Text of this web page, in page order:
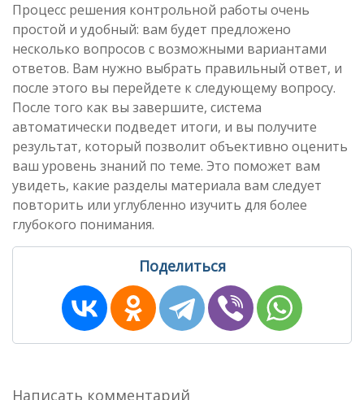
Процесс решения контрольной работы очень
простой и удобный: вам будет предложено
несколько вопросов с возможными вариантами
ответов. Вам нужно выбрать правильный ответ, и
после этого вы перейдете к следующему вопросу.
После того как вы завершите, система
автоматически подведет итоги, и вы получите
результат, который позволит объективно оценить
ваш уровень знаний по теме. Это поможет вам
увидеть, какие разделы материала вам следует
повторить или углубленно изучить для более
глубокого понимания.
Поделиться
Написать комментарий